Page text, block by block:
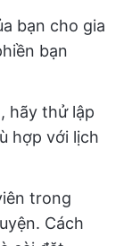
bạn cho gia
bạn
hãy thử lập
hợp với lịch
trong
Cách